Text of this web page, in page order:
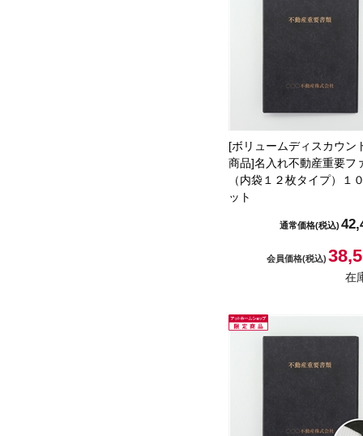
[ボリュームディスカウン
商品]名入れ不動産重要フ
（内袋１２枚タイプ）１
ット
通常価格(税込)
会員価格(税込)
在